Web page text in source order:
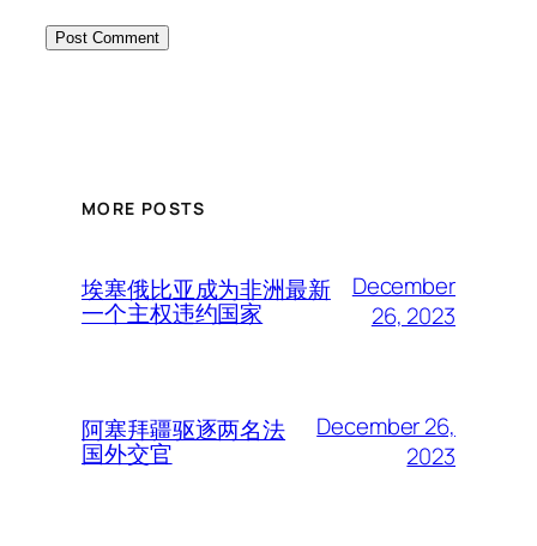
MORE POSTS
埃塞俄比亚成为非洲最新
一个主权违约国家
December
26, 2023
阿塞拜疆驱逐两名法
国外交官
December 26,
2023